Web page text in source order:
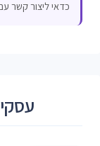
כדאי ליצור קשר